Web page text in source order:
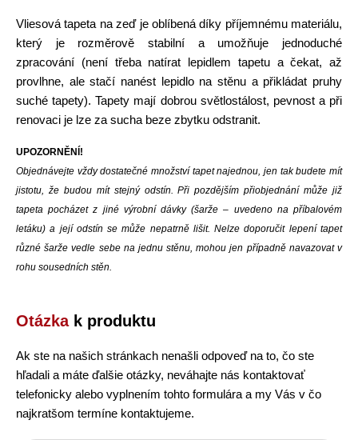
Vliesová tapeta na zeď je oblíbená díky příjemnému materiálu,
který je rozměrově stabilní a umožňuje jednoduché
zpracování (není třeba natírat lepidlem tapetu a čekat, až
provlhne, ale stačí nanést lepidlo na stěnu a přikládat pruhy
suché tapety). Tapety mají dobrou světlostálost, pevnost a při
renovaci je lze za sucha beze zbytku odstranit.
UPOZORNĚNÍ!
Objednávejte vždy dostatečné množství tapet najednou, jen tak budete mít
jistotu, že budou mít stejný odstín. Při pozdějším přiobjednání může již
tapeta pocházet z jiné výrobní dávky (šarže – uvedeno na příbalovém
letáku) a její odstín se může nepatrně lišit. Nelze doporučit lepení tapet
různé šarže vedle sebe na jednu stěnu, mohou jen případně navazovat v
rohu sousedních stěn.
Otázkak produktu
Ak ste na našich stránkach nenašli odpoveď na to, čo ste
hľadali a máte ďalšie otázky, neváhajte nás kontaktovať
telefonicky alebo vyplnením tohto formulára a my Vás v čo
najkratšom termíne kontaktujeme.